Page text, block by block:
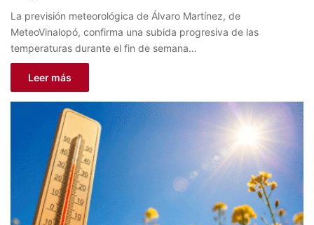
La previsión meteorológica de Álvaro Martínez, de
MeteoVinalopó, confirma una subida progresiva de las
temperaturas durante el fin de semana…
Leer más